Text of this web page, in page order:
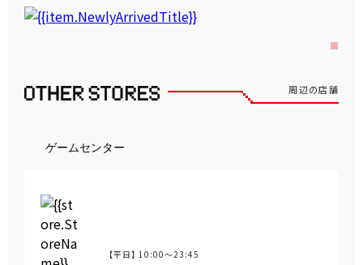
周辺の店舗
ゲームセンター
【平日】10:00～23:45